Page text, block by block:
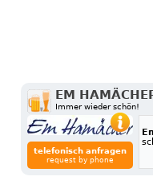
EM
Immer wieder schön!
telefonisch anfragen
request by phone